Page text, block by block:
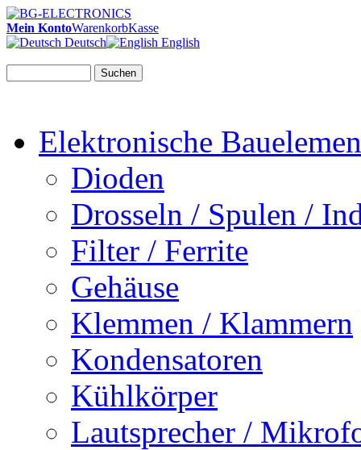
Mein KontoWarenkorbKasse
Deutsch
English
Suchen
Elektronische
Dioden
Drosseln / Spulen /
Filter / Ferrite
Gehäuse
Klemmen / Klammern
Kondensatoren
Kühlkörper
Lautsprecher /